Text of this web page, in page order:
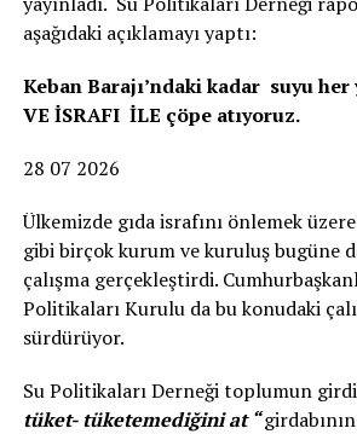
aşağıdaki açıklamayı yaptı:
Keban Barajı’ndaki kadar suyu her
VE İSRAFI İLE çöpe atıyoruz.
28 07 2026
Ülkemizde gıda israfını önlemek
gibi birçok kurum ve kuruluş bugüne
çalışma gerçekleştirdi.
Politikaları Kurulu da bu konudaki
sürdürüyor.
Su Politikaları Derneği toplumun
tüket- tüketemediğini at “